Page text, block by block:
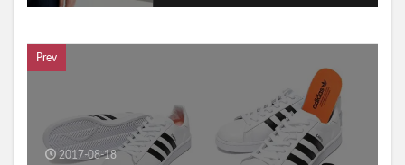
Prev
2017-08-18